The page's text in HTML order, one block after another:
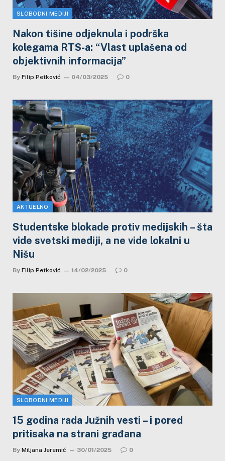
SLOBODNI MEDIJI
Nakon tišine odjeknula i podrška
kolegama RTS-a: “Vlast uplašena od
objektivnih informacija”
By Filip Petković 04/03/2025 0
AKTUELNO
Studentske blokade protiv medijskih – šta
vide svetski mediji, a ne vide lokalni u
Nišu
By Filip Petković 14/02/2025 0
SLOBODNI MEDIJI
15 godina rada Južnih vesti – i pored
pritisaka na strani građana
By Miljana Jeremić 30/01/2025 0